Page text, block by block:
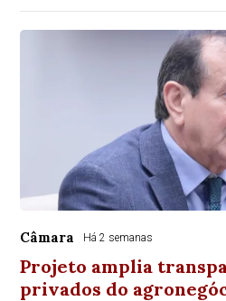
Câmara Há 2 semanas
Projeto amplia
privados do